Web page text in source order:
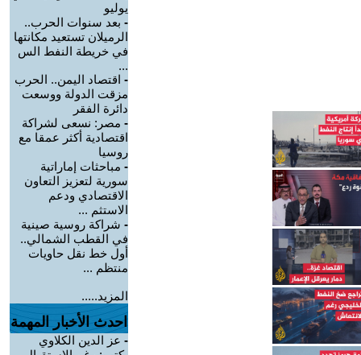
يوليو
- بعد سنوات الحرب..
الرميلان تستعيد مكانتها
في خريطة النفط الس
...
- اقتصاد اليمن.. الحرب
مزقت الدولة ووسعت
دائرة الفقر
- مصر: نسعى لشراكة
اقتصادية أكثر عمقا مع
روسيا
- مباحثات إماراتية
سورية لتعزيز التعاون
الاقتصادي ودعم
الاستثم ...
- شراكة روسية صينية
في القطب الشمالي..
أول خط نقل حاويات
منتظم ...
المزيد.....
احدث الأخبار المهمة
- عز الدين الكلاوي